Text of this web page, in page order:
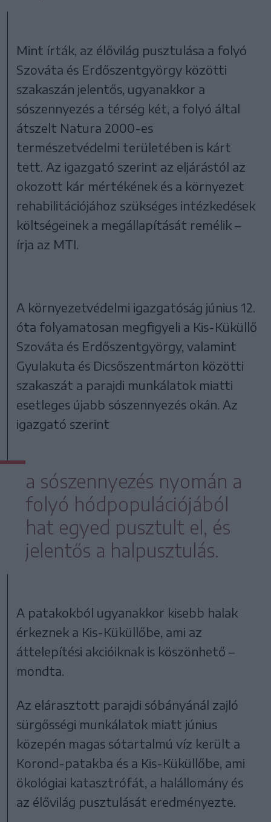
Mint írták, az élővilág pusztulása a folyó
Szováta és Erdőszentgyörgy közötti
szakaszán jelentős, ugyanakkor a
sószennyezés a térség két, a folyó által
átszelt Natura 2000-es
természetvédelmi területében is kárt
tett. Az igazgató szerint az eljárástól az
okozott kár mértékének és a környezet
rehabilitációjához szükséges intézkedések
költségeinek a megállapítását remélik –
írja az MTI.
A környezetvédelmi igazgatóság június 12.
óta folyamatosan megfigyeli a Kis-Küküllő
Szováta és Erdőszentgyörgy, valamint
Gyulakuta és Dicsőszentmárton közötti
szakaszát a parajdi munkálatok miatti
esetleges újabb sószennyezés okán. Az
igazgató szerint
a sószennyezés nyomán a
folyó hódpopulációjából
hat egyed pusztult el, és
jelentős a halpusztulás.
A patakokból ugyanakkor kisebb halak
érkeznek a Kis-Küküllőbe, ami az
áttelepítési akcióiknak is köszönhető –
mondta.
Az elárasztott parajdi sóbányánál zajló
sürgősségi munkálatok miatt június
közepén magas sótartalmú víz került a
Korond-patakba és a Kis-Küküllőbe, ami
ökológiai katasztrófát, a halállomány és
az élővilág pusztulását eredményezte.